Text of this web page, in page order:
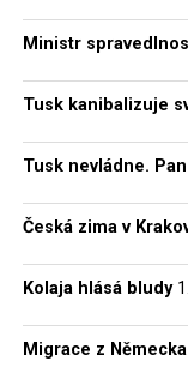
Ministr
Tusk kanibalizuje
Tusk nevládne.
Česká zima v
Kolaja hlásá bludy
Migrace z Německa